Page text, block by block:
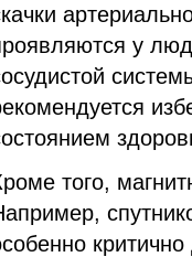
у
того,